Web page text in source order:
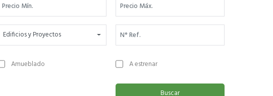
Edificios y Proyectos
Amueblado A estrenar
Buscar